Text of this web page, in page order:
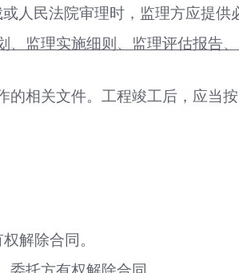
人民法院审理时，监理方应提供
、监理实施细则、监理评估报告
相关文件。工程竣工后，应当
解除合同。